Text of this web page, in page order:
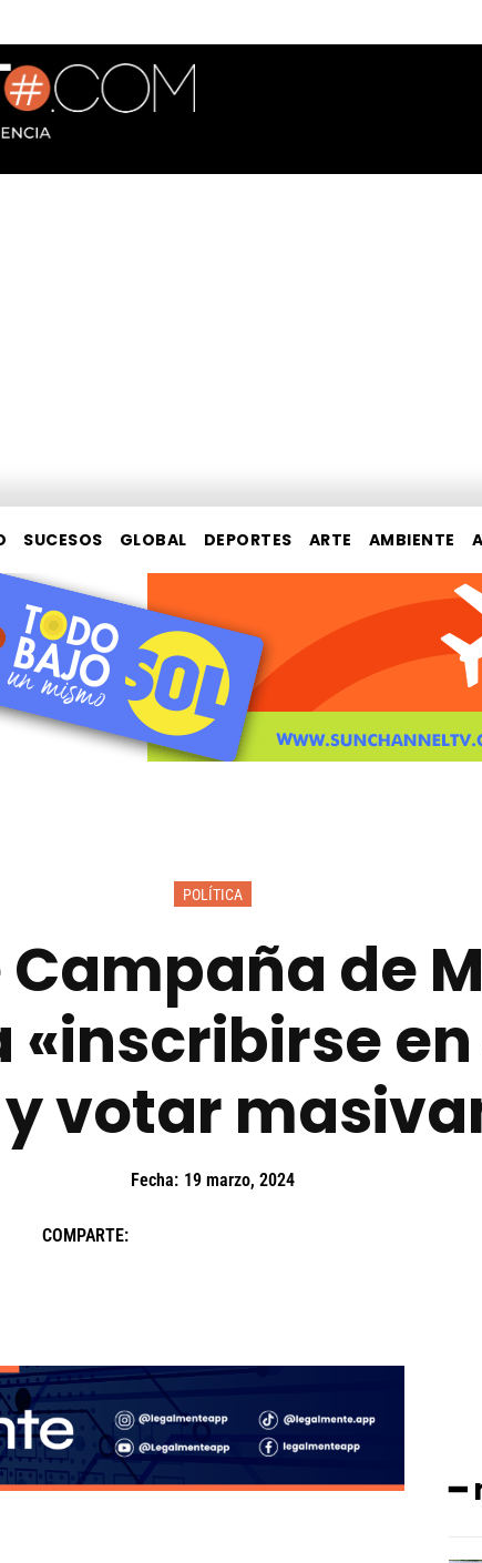
SUCESOS GLOBAL DEPORTES ARTE AMBIENTE
POLÍTICA
de
«inscribirse
votar
Fecha: 19 marzo, 2024
COMPARTE:
━